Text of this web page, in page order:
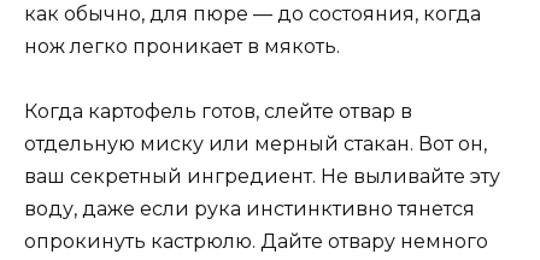
как обычно, для пюре — до состояния, когда
нож легко проникает в мякоть.
Когда картофель готов, слейте отвар в
отдельную миску или мерный стакан. Вот он,
ваш секретный ингредиент. Не выливайте эту
воду, даже если рука инстинктивно тянется
опрокинуть кастрюлю. Дайте отвару немного